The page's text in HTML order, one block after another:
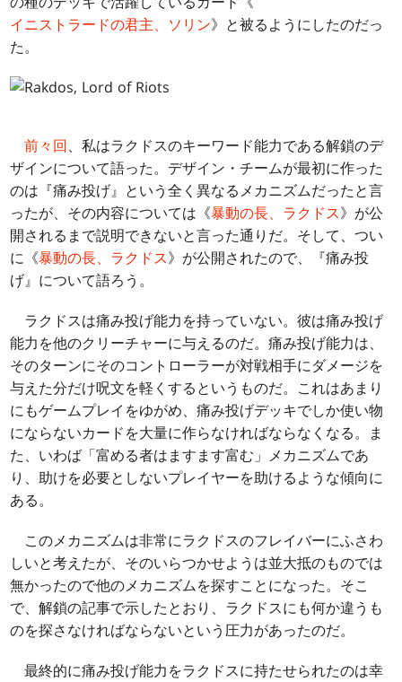
イニストラードの君主、ソリン》と被るようにしたのだっ
た。
前々回、私はラクドスのキーワード能力である解鎖のデ
ザインについて語った。デザイン・チームが最初に作った
のは『痛み投げ』という全く異なるメカニズムだったと言
ったが、その内容については《暴動の長、ラクドス》が公
開されるまで説明できないと言った通りだ。そして、つい
に《暴動の長、ラクドス》が公開されたので、『痛み投
げ』について語ろう。
ラクドスは痛み投げ能力を持っていない。彼は痛み投げ
能力を他のクリーチャーに与えるのだ。痛み投げ能力は、
そのターンにそのコントローラーが対戦相手にダメージを
与えた分だけ呪文を軽くするというものだ。これはあまり
にもゲームプレイをゆがめ、痛み投げデッキでしか使い物
にならないカードを大量に作らなければならなくなる。ま
た、いわば「富める者はますます富む」メカニズムであ
り、助けを必要としないプレイヤーを助けるような傾向に
ある。
このメカニズムは非常にラクドスのフレイバーにふさわ
しいと考えたが、そのいらつかせようは並大抵のものでは
無かったので他のメカニズムを探すことになった。そこ
で、解鎖の記事で示したとおり、ラクドスにも何か違うも
のを探さなければならないという圧力があったのだ。
最終的に痛み投げ能力をラクドスに持たせられたのは幸